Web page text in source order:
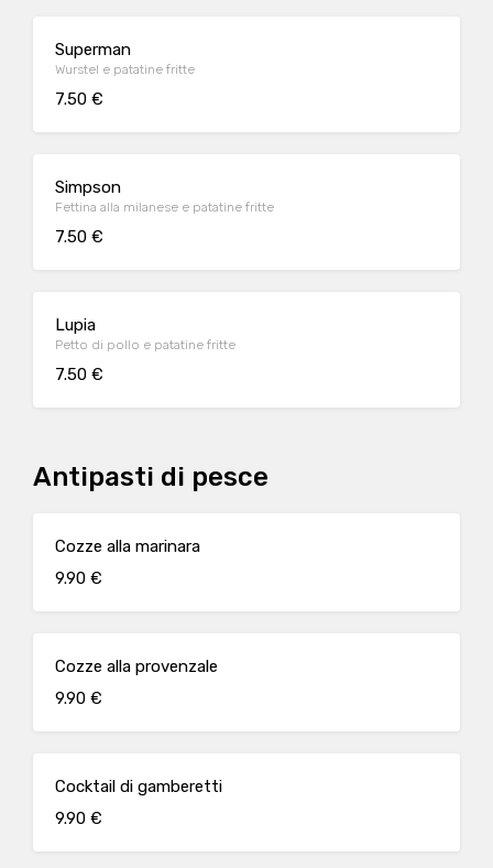
Superman
Wurstel e patatine fritte
7.50 €
Simpson
Fettina alla milanese e patatine fritte
7.50 €
Lupia
Petto di pollo e patatine fritte
7.50 €
Antipasti di pesce
Cozze alla marinara
9.90 €
Cozze alla provenzale
9.90 €
Cocktail di gamberetti
9.90 €